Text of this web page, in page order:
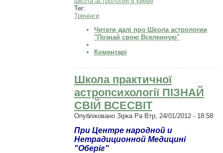
Тег:
Тренінги
Читати далі про Школа астрологии
"Познай свою Вселенную"
Коментарі
Школа практичної
астропсихології ПІЗНАЙ
СВІЙ ВСЕСВІТ
Опубліковано Зірка РаВтр, 24/01/2012 - 18:58
При Центре народной и
Нетрадиционной Медицині
"Оберіг"